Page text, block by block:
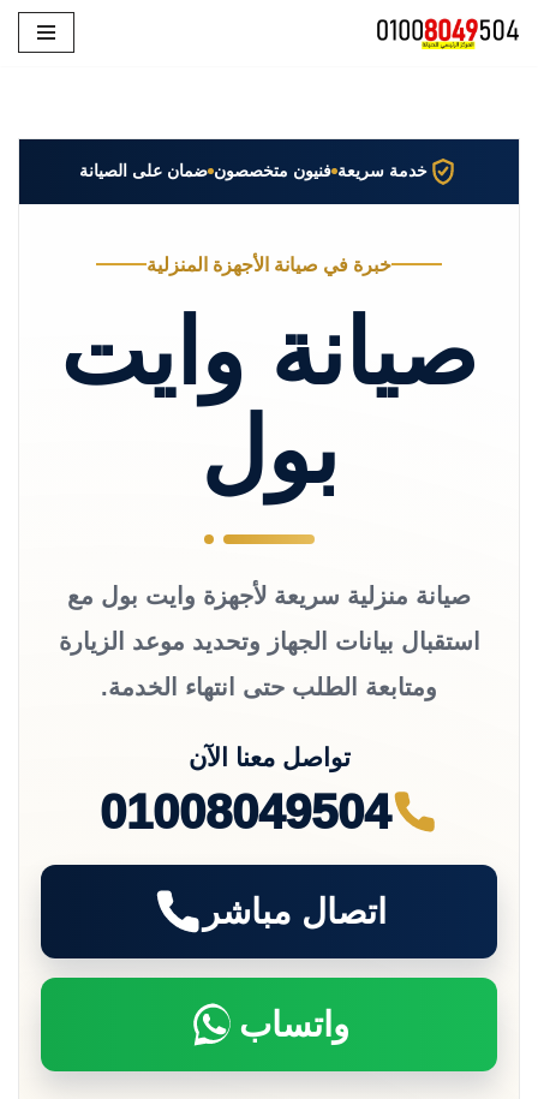
خدمة سريعة فنيون متخصصون ضمان على الصيانة
خبرة في صيانة الأجهزة المنزلية
صيانة وايت
بول
صيانة منزلية سريعة لأجهزة وايت بول مع
استقبال بيانات الجهاز وتحديد موعد الزيارة
ومتابعة الطلب حتى انتهاء الخدمة.
تواصل معنا الآن
01008049504
اتصال مباشر
واتساب